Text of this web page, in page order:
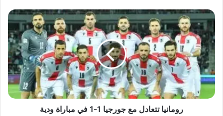
العاصمة
رومانيا
تتعادل
مع
جورجيا
1-
1
في
مباراة
ودية
رومانيا تتعادل مع جورجيا 1-1 في مباراة ودية